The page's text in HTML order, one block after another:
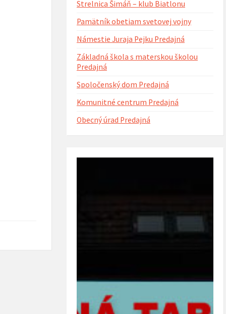
Strelnica Šimáň – klub Biatlonu
Pamätník obetiam svetovej vojny
Námestie Juraja Pejku Predajná
Základná škola s materskou školou
Predajná
Spoločenský dom Predajná
Komunitné centrum Predajná
Obecný úrad Predajná